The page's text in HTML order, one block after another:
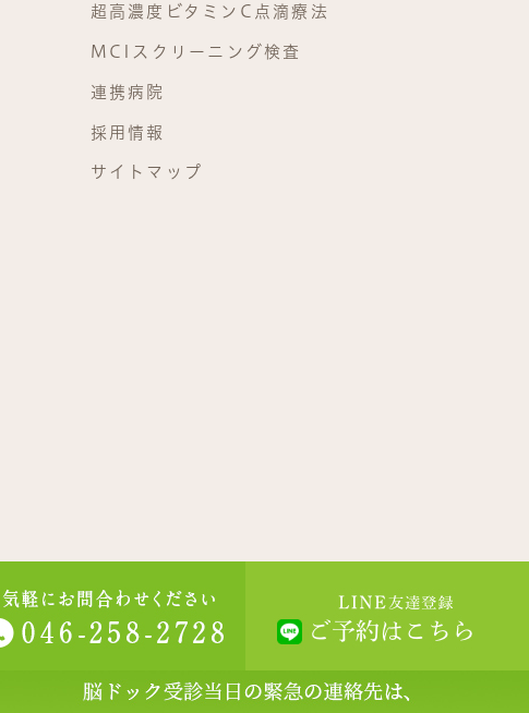
超高濃度ビタミンC点滴療法
MCIスクリーニング検査
連携病院
採用情報
サイトマップ